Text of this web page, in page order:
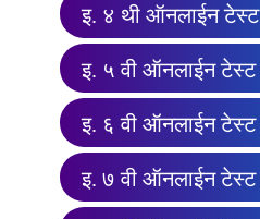
इ. ४ थी ऑनलाईन टेस्ट
इ. ५ वी ऑनलाईन टेस्ट
इ. ६ वी ऑनलाईन टेस्ट
इ. ७ वी ऑनलाईन टेस्ट